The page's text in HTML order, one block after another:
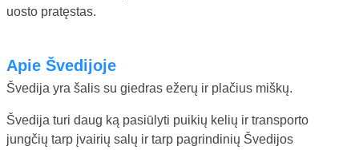
uosto pratęstas.
Apie Švedijoje
Švedija yra šalis su giedras ežerų ir plačius miškų.
Švedija turi daug ką pasiūlyti puikių kelių ir transporto
jungčių tarp įvairių salų ir tarp pagrindinių Švedijos